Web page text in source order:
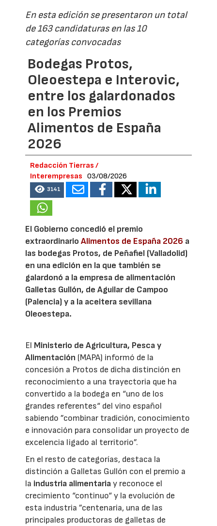
En esta edición se presentaron un total
de 163 candidaturas en las 10
categorías convocadas
Bodegas Protos,
Oleoestepa e Interovic,
entre los galardonados
en los Premios
Alimentos de España
2026
Redacción Tierras /
Interempresas
03/08/2026
3141
El Gobierno concedió el premio
extraordinarioAlimentos de España 2026 a
las bodegas Protos, de Peñafiel (Valladolid)
en una edición en la que también se
galardonó a la empresa de alimentación
Galletas Gullón, de Aguilar de Campoo
(Palencia) y a la aceitera sevillana
Oleoestepa.
El Ministerio de Agricultura, Pesca y
Alimentación (MAPA) informó de la
concesión a Protos de dicha distinción en
reconocimiento a una trayectoria que ha
convertido a la bodega en “uno de los
grandes referentes“ del vino español
sabiendo ”combinar tradición, conocimiento
e innovación para consolidar un proyecto de
excelencia ligado al territorio”.
En el resto de categorías, destaca la
distinción a Galletas Gullón con el premio a
la industria alimentariay reconoce el
crecimiento “continuo“ y la evolución de
esta industria ”centenaria, una de las
principales productoras de galletas de